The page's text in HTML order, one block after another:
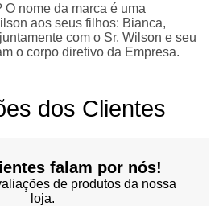
nome da marca é uma
aos seus filhos: Bianca,
com o Sr. Wilson e seu
o corpo diretivo da Empresa.
dos Clientes
falam por nós!
de produtos da nossa
loja.